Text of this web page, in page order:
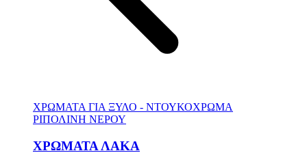
ΧΡΩΜΑΤΑ ΓΙΑ ΞΥΛΟ - ΝΤΟΥΚΟΧΡΩΜΑ
ΡΙΠΟΛΙΝΗ ΝΕΡΟΥ
ΧΡΩΜΑΤΑ ΛΑΚΑ